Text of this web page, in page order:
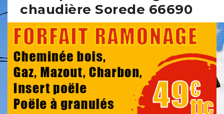
chaudière Sorede 66690